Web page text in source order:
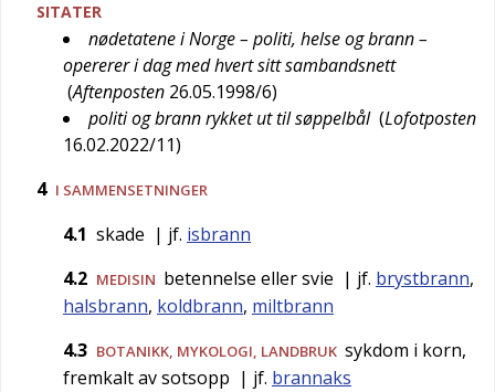
SITATER
nødetatene i Norge – politi, helse og brann –
opererer i dag med hvert sitt sambandsnett
(Aftenposten 26.05.1998/6)
politi og brann rykket ut til søppelbål (Lofotposten
16.02.2022/11)
4 I SAMMENSETNINGER
4.1 skade | jf. isbrann
4.2 MEDISIN betennelse eller svie | jf. brystbrann,
halsbrann, koldbrann, miltbrann
4.3 BOTANIKK, MYKOLOGI, LANDBRUK sykdom i korn,
fremkalt av sotsopp | jf. brannaks